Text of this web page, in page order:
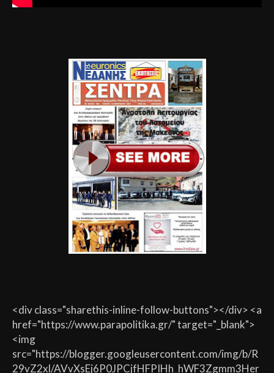
<div class="sharethis-inline-follow-buttons"></div> <a
href="https://www.parapolitika.gr/" target="_blank">
<img
src="https://blogger.googleusercontent.com/img/b/R
29vZ2xl/AVvXsEj6P0JPCjfHFPIHh_hWF3Zgmm3Her